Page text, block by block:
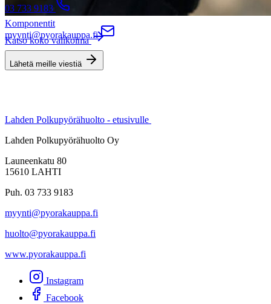
Komponentit
Katso koko valikoima
03 733 9183
myynti@pyorakauppa.fi
Lähetä meille viestiä
Lahden Polkupyörähuolto - etusivulle
Lahden Polkupyörähuolto Oy
Launeenkatu 80
15610 LAHTI
Puh. 03 733 9183
myynti@pyorakauppa.fi
huolto@pyorakauppa.fi
www.pyorakauppa.fi
Instagram
Facebook